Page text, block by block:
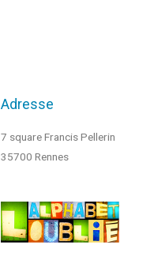
Adresse
7 square Francis Pellerin
35700 Rennes